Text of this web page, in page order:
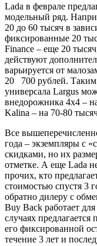
Lada в феврале
модельный ряд.
20 до 60 тысяч в
фиксированные 20
Finance – еще 20
действуют
варьируется от
20 700 рублей. Таким
универсала Largus
внедорожника 4х4 –
Kalina – на 70-80
Все
года – экземпляры с
скидками, но их
отметке. А еще Lada
прочих, кто
стоимостью спустя 3
обратно дилеру с
Buy Back работает
случаях
его фиксированной
течение 3 лет и